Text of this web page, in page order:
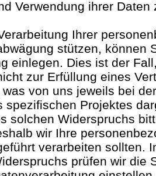
Verwendung ihrer Daten
Ihrer
stützen, können
einlegen. Dies ist der
zur Erfüllung eines
von uns jeweils bei
spezifischen Projektes
solchen Widerspruchs
wir Ihre
verarbeiten sollten.
prüfen wir die